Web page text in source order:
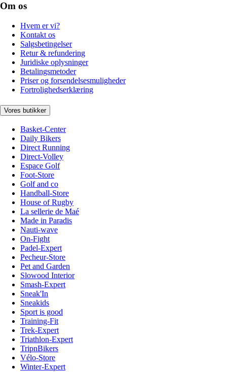
Om os
Hvem er vi?
Kontakt os
Salgsbetingelser
Retur & refundering
Juridiske oplysninger
Betalingsmetoder
Priser og forsendelsesmuligheder
Fortrolighedserklæring
Vores butikker
Basket-Center
Daily Bikers
Direct Running
Direct-Volley
Espace Golf
Foot-Store
Golf and co
Handball-Store
House of Rugby
La sellerie de Maé
Made in Paradis
Nauti-wave
On-Fight
Padel-Expert
Pecheur-Store
Pet and Garden
Slowood Interior
Smash-Expert
Sneak'In
Sneakids
Sport is good
Training-Fit
Trek-Expert
Triathlon-Expert
TripnBikers
Vélo-Store
Winter-Expert